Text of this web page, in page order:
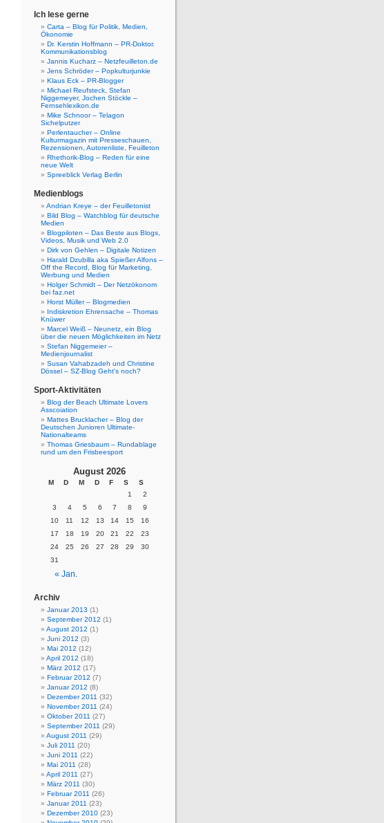
Ich lese gerne
Carta – Blog für Politik, Medien,
Ökonomie
Dr. Kerstin Hoffmann – PR-Doktor.
Kommunikationsblog
Jannis Kucharz – Netzfeuilleton.de
Jens Schröder – Popkulturjunkie
Klaus Eck – PR-Blogger
Michael Reufsteck, Stefan
Niggemeyer, Jochen Stöckle –
Fernsehlexikon.de
Mike Schnoor – Telagon
Sichelputzer
Perlentaucher – Online
Kulturmagazin mit Presseschauen,
Rezensionen, Autorenliste, Feuilleton
Rhethorik-Blog – Reden für eine
neue Welt
Spreeblick Verlag Berlin
Medienblogs
Andrian Kreye – der Feuilletonist
Bild Blog – Watchblog für deutsche
Medien
Blogpiloten – Das Beste aus Blogs,
Videos, Musik und Web 2.0
Dirk von Gehlen – Digitale Notizen
Harald Dzubilla aka Spießer Alfons –
Off the Record, Blog für Marketing,
Werbung und Medien
Holger Schmidt – Der Netzökonom
bei faz.net
Horst Müller – Blogmedien
Indiskretion Ehrensache – Thomas
Knüwer
Marcel Weiß – Neunetz, ein Blog
über die neuen Möglichkeiten im Netz
Stefan Niggemeier –
Medienjournalist
Susan Vahabzadeh und Christine
Dössel – SZ-Blog Geht's noch?
Sport-Aktivitäten
Blog der Beach Ultimate Lovers
Asscoiation
Mattes Brucklacher – Blog der
Deutschen Junioren Ultimate-
Nationalteams
Thomas Griesbaum – Rundablage
rund um den Frisbeesport
August 2026
M D M D F S S
« Jan.
1
2
3
4 5 6 7 8
9
10
11 12 13 14 15
16
17
18 19 20 21 22
23
24
25 26 27 28 29
30
31
Archiv
Januar 2013 (1)
September 2012 (1)
August 2012 (1)
Juni 2012 (3)
Mai 2012 (12)
April 2012 (18)
März 2012 (17)
Februar 2012 (7)
Januar 2012 (8)
Dezember 2011 (32)
November 2011 (24)
Oktober 2011 (27)
September 2011 (29)
August 2011 (29)
Juli 2011 (20)
Juni 2011 (22)
Mai 2011 (28)
April 2011 (27)
März 2011 (30)
Februar 2011 (26)
Januar 2011 (23)
Dezember 2010 (23)